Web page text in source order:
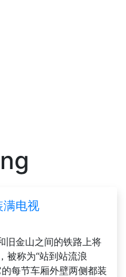
满电视
旧金山之间的铁路上将
被称为“站到站流浪
每节车厢外壁两侧都装